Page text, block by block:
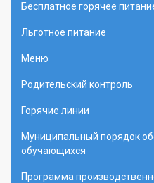
Бесплатное горячее
Льготное питание
Меню
Родительский контроль
Горячие линии
Муниципальный порядок
обучающихся
Программа